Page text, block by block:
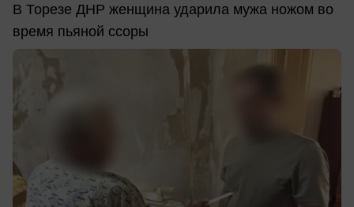
В Торезе ДНР женщина ударила мужа ножом во
время пьяной ссоры